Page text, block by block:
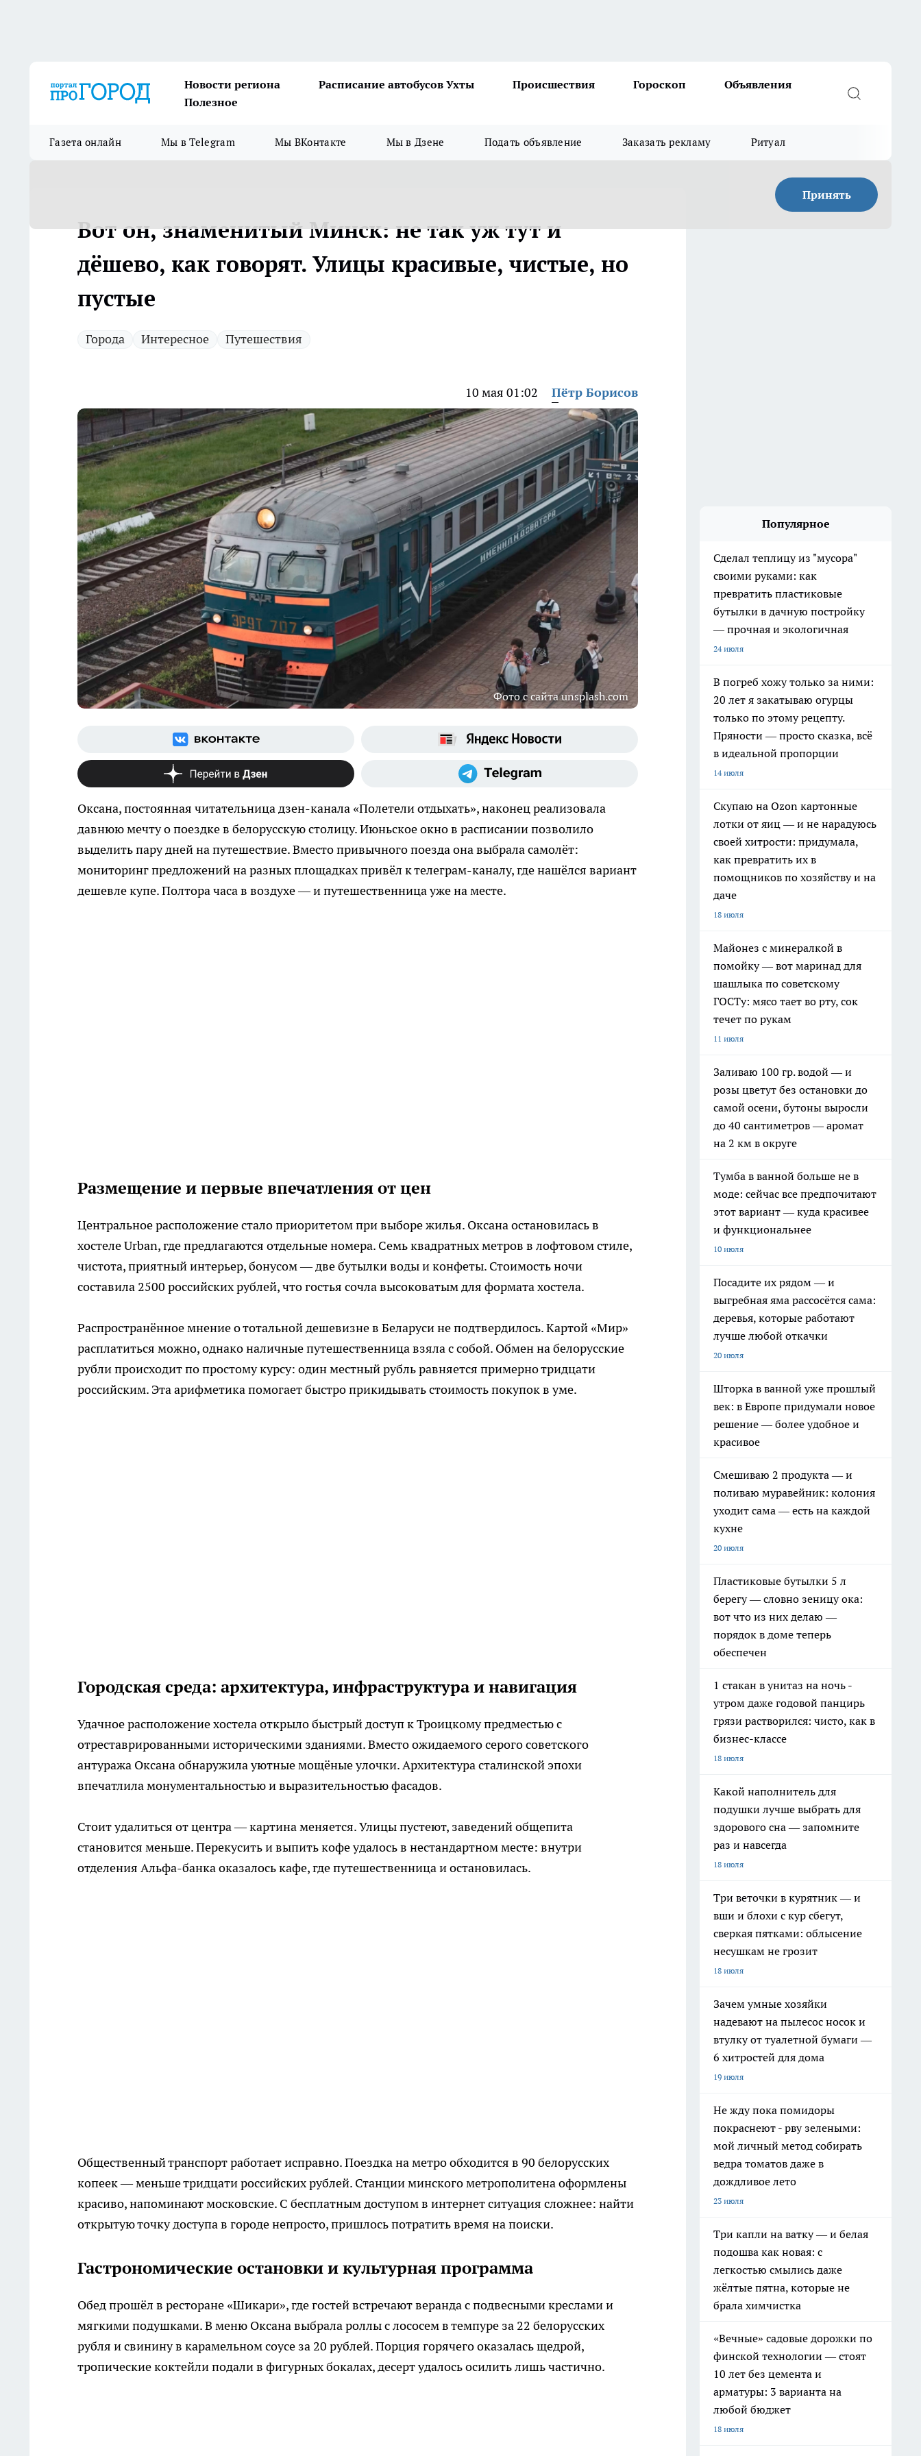
Новости региона Расписание автобусов Ухты Происшествия Гороскоп
Объявления
Полезное
Газета онлайн Мы в Telegram Мы ВКонтакте Мы в Дзене Подать объявление Заказать рекламу Ритуал
Принять
Вот он, знаменитый Минск: не так уж тут и
дёшево, как говорят. Улицы красивые, чистые, но
пустые
Города Интересное Путешествия
10 мая 01:02 Пётр Борисов
Фото с сайта unsplash.com
Оксана, постоянная читательница дзен-канала «Полетели отдыхать», наконец реализовала
давнюю мечту о поездке в белорусскую столицу. Июньское окно в расписании позволило
выделить пару дней на путешествие. Вместо привычного поезда она выбрала самолёт:
мониторинг предложений на разных площадках привёл к телеграм-каналу, где нашёлся вариант
дешевле купе. Полтора часа в воздухе — и путешественница уже на месте.
Размещение и первые впечатления от цен
Центральное расположение стало приоритетом при выборе жилья. Оксана остановилась в
хостеле Urban, где предлагаются отдельные номера. Семь квадратных метров в лофтовом стиле,
чистота, приятный интерьер, бонусом — две бутылки воды и конфеты. Стоимость ночи
составила 2500 российских рублей, что гостья сочла высоковатым для формата хостела.
Распространённое мнение о тотальной дешевизне в Беларуси не подтвердилось. Картой «Мир»
расплатиться можно, однако наличные путешественница взяла с собой. Обмен на белорусские
рубли происходит по простому курсу: один местный рубль равняется примерно тридцати
российским. Эта арифметика помогает быстро прикидывать стоимость покупок в уме.
Городская среда: архитектура, инфраструктура и навигация
Удачное расположение хостела открыло быстрый доступ к Троицкому предместью с
отреставрированными историческими зданиями. Вместо ожидаемого серого советского
антуража Оксана обнаружила уютные мощёные улочки. Архитектура сталинской эпохи
впечатлила монументальностью и выразительностью фасадов.
Стоит удалиться от центра — картина меняется. Улицы пустеют, заведений общепита
становится меньше. Перекусить и выпить кофе удалось в нестандартном месте: внутри
отделения Альфа-банка оказалось кафе, где путешественница и остановилась.
Общественный транспорт работает исправно. Поездка на метро обходится в 90 белорусских
копеек — меньше тридцати российских рублей. Станции минского метрополитена оформлены
красиво, напоминают московские. С бесплатным доступом в интернет ситуация сложнее: найти
открытую точку доступа в городе непросто, пришлось потратить время на поиски.
Гастрономические остановки и культурная программа
Обед прошёл в ресторане «Шикари», где гостей встречают веранда с подвесными креслами и
мягкими подушками. В меню Оксана выбрала роллы с лососем в темпуре за 22 белорусских
рубля и свинину в карамельном соусе за 20 рублей. Порция горячего оказалась щедрой,
тропические коктейли подали в фигурных бокалах, десерт удалось осилить лишь частично.
Популярное
Сделал теплицу из "мусора"
своими руками: как
превратить пластиковые
бутылки в дачную постройку
— прочная и экологичная
24 июля
В погреб хожу только за ними:
20 лет я закатываю огурцы
только по этому рецепту.
Пряности — просто сказка, всё
в идеальной пропорции
14 июля
Скупаю на Ozon картонные
лотки от яиц — и не нарадуюсь
своей хитрости: придумала,
как превратить их в
помощников по хозяйству и на
даче
18 июля
Майонез с минералкой в
помойку — вот маринад для
шашлыка по советскому
ГОСТу: мясо тает во рту, сок
течет по рукам
11 июля
Заливаю 100 гр. водой — и
розы цветут без остановки до
самой осени, бутоны выросли
до 40 сантиметров — аромат
на 2 км в округе
Тумба в ванной больше не в
моде: сейчас все предпочитают
этот вариант — куда красивее
и функциональнее
10 июля
Посадите их рядом — и
выгребная яма рассосётся сама:
деревья, которые работают
лучше любой откачки
20 июля
Шторка в ванной уже прошлый
век: в Европе придумали новое
решение — более удобное и
красивое
Смешиваю 2 продукта — и
поливаю муравейник: колония
уходит сама — есть на каждой
кухне
20 июля
Пластиковые бутылки 5 л
берегу — словно зеницу ока:
вот что из них делаю —
порядок в доме теперь
обеспечен
1 стакан в унитаз на ночь -
утром даже годовой панцирь
грязи растворился: чисто, как в
бизнес-классе
18 июля
Какой наполнитель для
подушки лучше выбрать для
здорового сна — запомните
раз и навсегда
18 июля
Три веточки в курятник — и
вши и блохи с кур сбегут,
сверкая пятками: облысение
несушкам не грозит
18 июля
Зачем умные хозяйки
надевают на пылесос носок и
втулку от туалетной бумаги —
6 хитростей для дома
19 июля
Не жду пока помидоры
покраснеют - рву зелеными:
мой личный метод собирать
ведра томатов даже в
дождливое лето
23 июля
Три капли на ватку — и белая
подошва как новая: с
легкостью смылись даже
жёлтые пятна, которые не
брала химчистка
«Вечные» садовые дорожки по
финской технологии — стоят
10 лет без цемента и
арматуры: 3 варианта на
любой бюджет
18 июля